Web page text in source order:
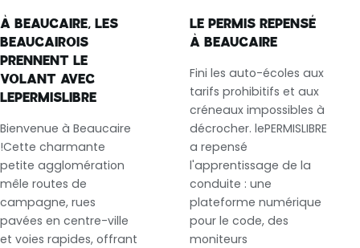
À BEAUCAIRE, LES
BEAUCAIROIS
PRENNENT LE
VOLANT AVEC
LEPERMISLIBRE
Bienvenue à Beaucaire
!Cette charmante
petite agglomération
mêle routes de
campagne, rues
pavées en centre-ville
et voies rapides, offrant
LE PERMIS REPENSÉ
À BEAUCAIRE
Fini les auto-écoles aux
tarifs prohibitifs et aux
créneaux impossibles à
décrocher. lePERMISLIBRE
a repensé
l'apprentissage de la
conduite : une
plateforme numérique
pour le code, des
moniteurs